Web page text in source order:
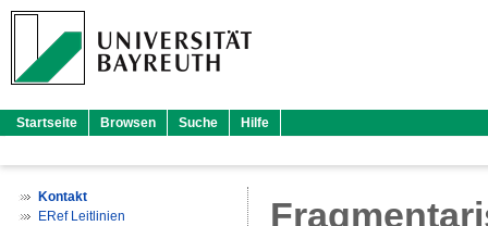
Startseite Browsen Suche Hilfe
Kontakt
ERef Leitlinien